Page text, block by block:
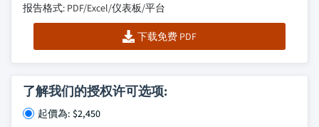
报告格式: PDF/Excel/仪表板/平台
下载免费 PDF
了解我们的授权许可选项:
起價為: $2,450